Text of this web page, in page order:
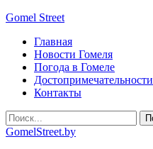
Gomel Street
Главная
Новости Гомеля
Погода в Гомеле
Достопримечательности
Контакты
GomelStreet.by